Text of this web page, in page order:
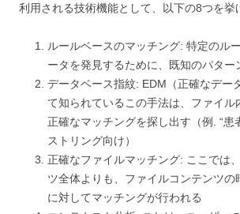
利用される技術機能として、以下の8つを挙
ルールベースのマッチング: 特定のル
ータを発見するために、既知のパター
データベース指紋: EDM（正確なデー
て知られているこの手法は、ファイル
正確なマッチングを探し出す（例. “患
ストリング向け）
正確なファイルマッチング: ここでは
ツ全体よりも、ファイルコンテンツの
に対してマッチングが行われる